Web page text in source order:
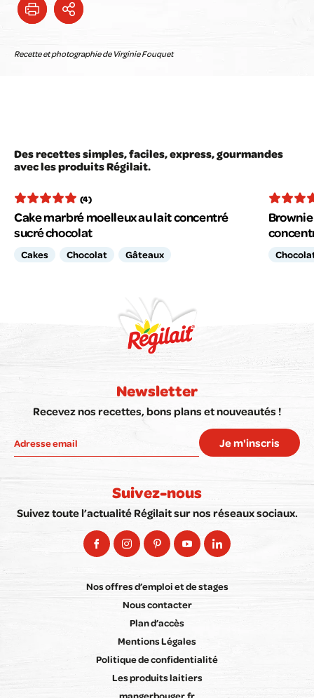
Recette et photographie de Virginie Fouquet
Des recettes simples, faciles, express, gourmandes
avec les produits Régilait.
(4)
Cake marbré moelleux au lait concentré
sucré chocolat
Cakes Chocolat Gâteaux
Newsletter
Recevez nos recettes, bons plans et nouveautés !
Je m'inscris
Suivez-nous
Suivez toute l’actualité Régilait sur nos réseaux sociaux.
Nos offres d’emploi et de stages
Nous contacter
Plan d’accès
Mentions Légales
Politique de confidentialité
Les produits laitiers
mangerbouger.fr